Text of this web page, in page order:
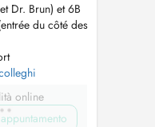
Dr. Brun) et 6B
du côté des
online